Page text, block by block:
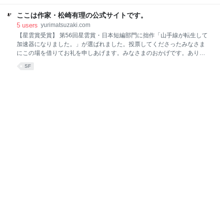
え。 さらにかってに、今回はプレス担当を宣言。 （以下、記事中では基
本的に敬称略です） しかし。 この日、松崎はファン交開始前に東京創元
社の若手ミステリ編集者・薙刀Ｆ嬢とうちあわせをする予定を入れてい
たのだが： どういうわけか待ちあわせ時間を一時間まちがえる →おおは
ばに遅れることがわかったので、Ｆ嬢にメールをいれてから急いででか
ここは作家・松崎有理の公式サイトです。
5 users yurimatsuzaki.com
【星雲賞受賞】 第56回星雲賞・日本短編部門に拙作「山手線が転生して
加速器になりました。」が選ばれました。投票してくださったみなさま
にこの場を借りてお礼を申しあげます。みなさまのおかげです。ありが
SF